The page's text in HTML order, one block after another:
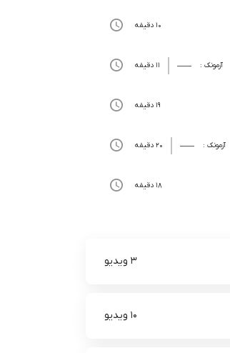
10 دقیقه
آزمونک : 11 دقیقه
19 دقیقه
آزمونک : 20 دقیقه
18 دقیقه
3 ویدیو
10 ویدیو